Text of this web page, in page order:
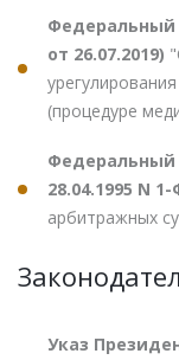
Федеральный
от 26.07.2019)
(процедуре
Федеральный
28.04.1995 N
арбитражных
Указ